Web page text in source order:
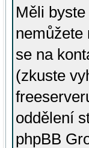
Měli
nemůžete
se na
(zkuste
oddělení
phpBB